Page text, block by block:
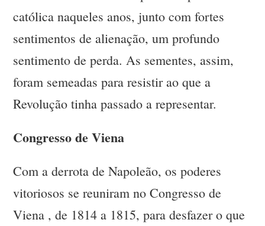
católica naqueles anos, junto com fortes
sentimentos de alienação, um profundo
sentimento de perda. As sementes, assim,
foram semeadas para resistir ao que a
Revolução tinha passado a representar.
Congresso de Viena
Com a derrota de Napoleão, os poderes
vitoriosos se reuniram no Congresso de
Viena , de 1814 a 1815, para desfazer o que